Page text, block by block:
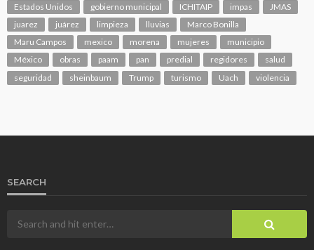
Estados Unidos
gobierno municipal ICHITAIP impas
JMAS
juarez
juárez limpieza lluvias
Marco Bonilla
Maru Campos
mexico morena mujeres
municipio
México
obras paam pan predial regidores
salud
seguridad
sheinbaum Trump turismo Uach violencia
SEARCH